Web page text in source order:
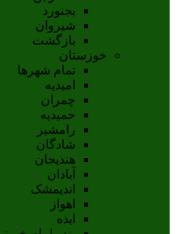
بجنورد
شيروان
بازگشت
خوزستان
تمام شهر‌ها
امیدیه
چمران
حمیدیه
رامشیر
شادگان
هندیجان
آبادان
انديمشک
اهواز
ايذه